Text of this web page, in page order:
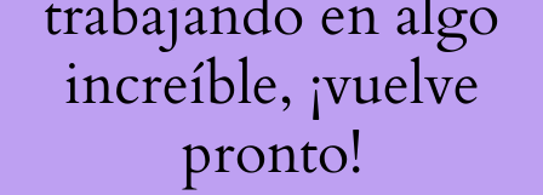
increíble, ¡vuelve
pronto!